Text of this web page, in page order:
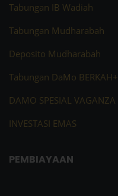
Tabungan IB Wadiah
Tabungan Mudharabah
Deposito Mudharabah
Tabungan DaMo BERKAH+
DAMO SPESIAL VAGANZA
INVESTASI EMAS
PEMBIAYAAN